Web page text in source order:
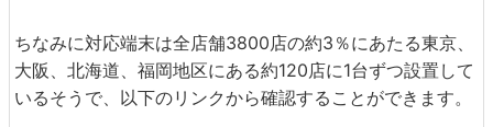
ちなみに対応端末は全店舗3800店の約3％にあたる東京、
大阪、北海道、福岡地区にある約120店に1台ずつ設置して
いるそうで、以下のリンクから確認することができます。